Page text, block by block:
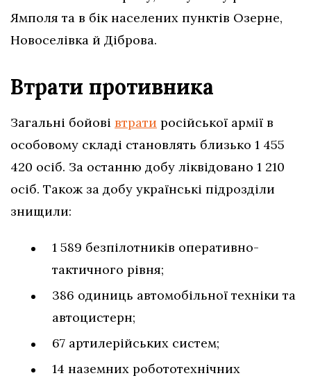
Ямполя та в бік населених пунктів Озерне,
Новоселівка й Діброва.
Втрати противника
Загальні бойові втрати російської армії в
особовому складі становлять близько 1 455
420 осіб. За останню добу ліквідовано 1 210
осіб. Також за добу українські підрозділи
знищили:
1 589 безпілотників оперативно-
тактичного рівня;
386 одиниць автомобільної техніки та
автоцистерн;
67 артилерійських систем;
14 наземних робототехнічних